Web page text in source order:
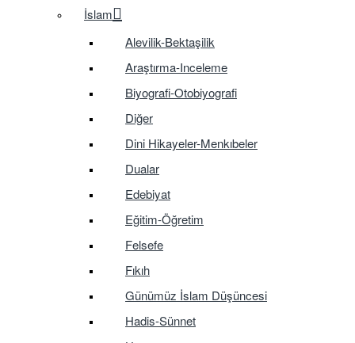
İslam
Alevilik-Bektaşilik
Araştırma-Inceleme
Biyografi-Otobiyografi
Diğer
Dini Hikayeler-Menkıbeler
Dualar
Edebiyat
Eğitim-Öğretim
Felsefe
Fıkıh
Günümüz İslam Düşüncesi
Hadis-Sünnet